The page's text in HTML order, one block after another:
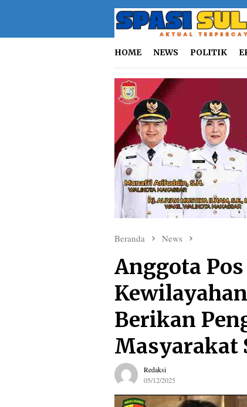
HOME NEWS POLITIK
Beranda News
Anggota
Berikan
Masyarakat
Redaksi
05/12/2025